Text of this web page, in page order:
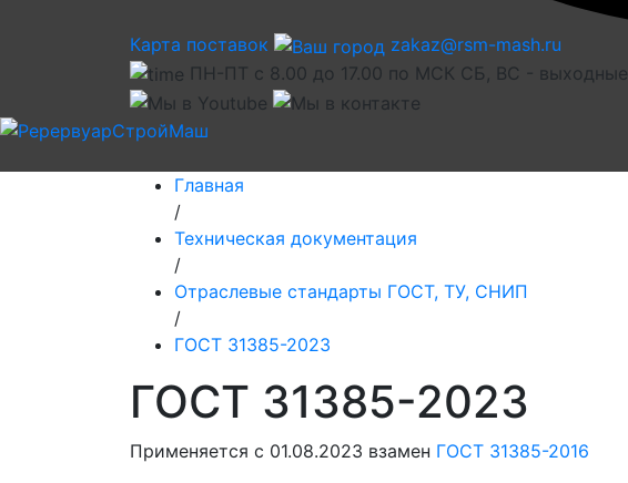
Карта поставок
zakaz@rsm-mash.ru
ПН-ПТ с 8.00 до 17.00 по МСК СБ, ВС - выходные
Главная
/
Техническая документация
/
Отраслевые стандарты ГОСТ, ТУ, СНИП
/
ГОСТ 31385-2023
ГОСТ 31385-2023
Применяется с 01.08.2023 взамен ГОСТ 31385-2016